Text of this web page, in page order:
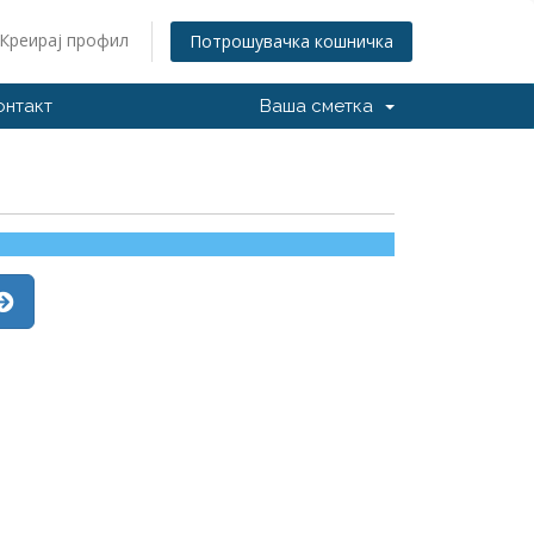
Креирај профил Потрошувачка кошничка
Ваша сметка